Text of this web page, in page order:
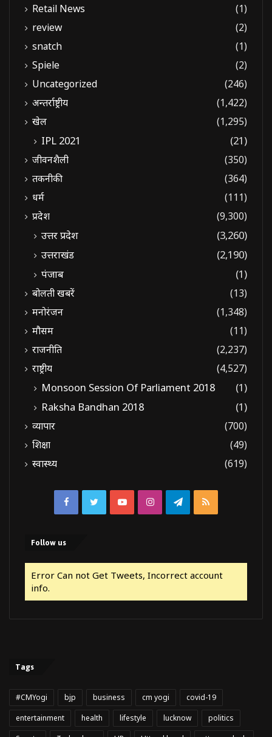
Retail News
(1)
review
(2)
snatch
(1)
Spiele
(2)
Uncategorized
(246)
अन्तर्राष्ट्रीय
(1,422)
खेल
(1,295)
IPL 2021 (21)
जीवनशैली
(350)
तकनीकी
(364)
धर्म
(111)
प्रदेश
(9,300)
उत्तर प्रदेश
(3,260)
उत्तराखंड
(2,190)
पंजाब
(1)
बोलती खबरें
(13)
मनोरंजन
(1,348)
मौसम
(11)
राजनीति
(2,237)
राष्ट्रीय
(4,527)
Monsoon Session Of Parliament 2018
(1)
Raksha Bandhan 2018
(1)
व्यापार
(700)
शिक्षा
(49)
स्वास्थ्य
(619)
FacebookTwitterYouTubeInstagramTelegram
RSS
Follow us
Error Can not Get Tweets, Incorrect account
info.
Tags
#CMYogi bjp business cm yogi
covid-19
entertainment
health lifestyle lucknow
politics